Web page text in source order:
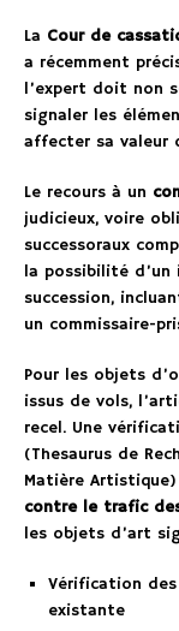
La Cour de
a récemment
l’expert doit non
signaler les
affecter sa valeur
Le recours à un
judicieux, voire
successoraux
la possibilité
succession,
un commissaire-
Pour les objets
issus de vols,
recel. Une
(Thesaurus de
Matière Artistique)
contre le trafic
les objets d’art
Vérification
existante